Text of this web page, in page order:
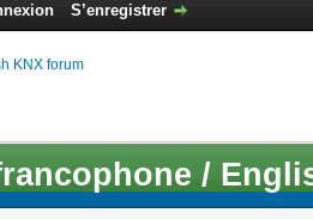
S’enregistrer
KNX forum
/